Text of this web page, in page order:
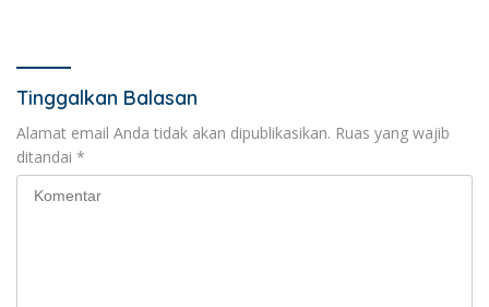
Tinggalkan Balasan
Alamat email Anda tidak akan dipublikasikan. Ruas yang wajib
ditandai *